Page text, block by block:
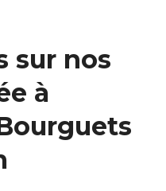
sur nos
à